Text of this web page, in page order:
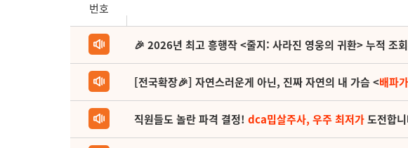
번호
🎉 2026년 최고 흥행작 <줄지: 사라진 영웅의 귀환> 누적 조
[전국확장🎉] 자연스러운게 아닌, 진짜 자연의 내 가슴 <배파
직원들도 놀란 파격 결정! dca밉살주사, 우주 최저가도전합